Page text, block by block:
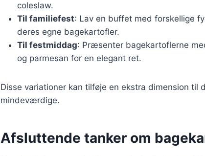
coleslaw.
Til familiefest: Lav en buffet med forskellige
deres egne bagekartofler.
Til festmiddag: Præsenter bagekartoflerne
og parmesan for en elegant ret.
Disse variationer kan tilføje en ekstra dimension til
mindeværdige.
Afsluttende tanker om